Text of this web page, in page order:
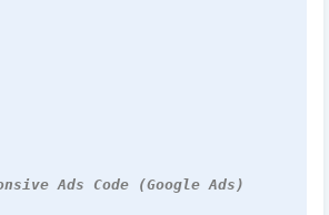
Ads Code (Google Ads)